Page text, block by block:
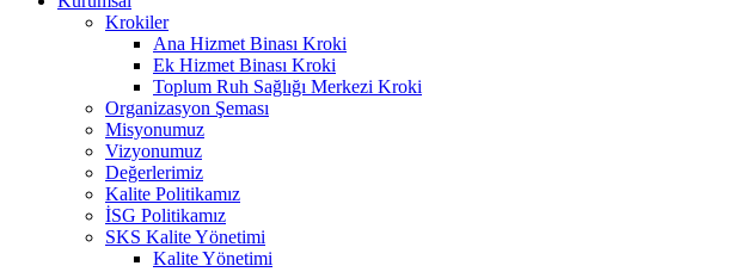
Krokiler
Ana Hizmet Binası Kroki
Ek Hizmet Binası Kroki
Toplum Ruh Sağlığı Merkezi Kroki
Organizasyon Şeması
Misyonumuz
Vizyonumuz
Değerlerimiz
Kalite Politikamız
İSG Politikamız
SKS Kalite Yönetimi
Kalite Yönetimi